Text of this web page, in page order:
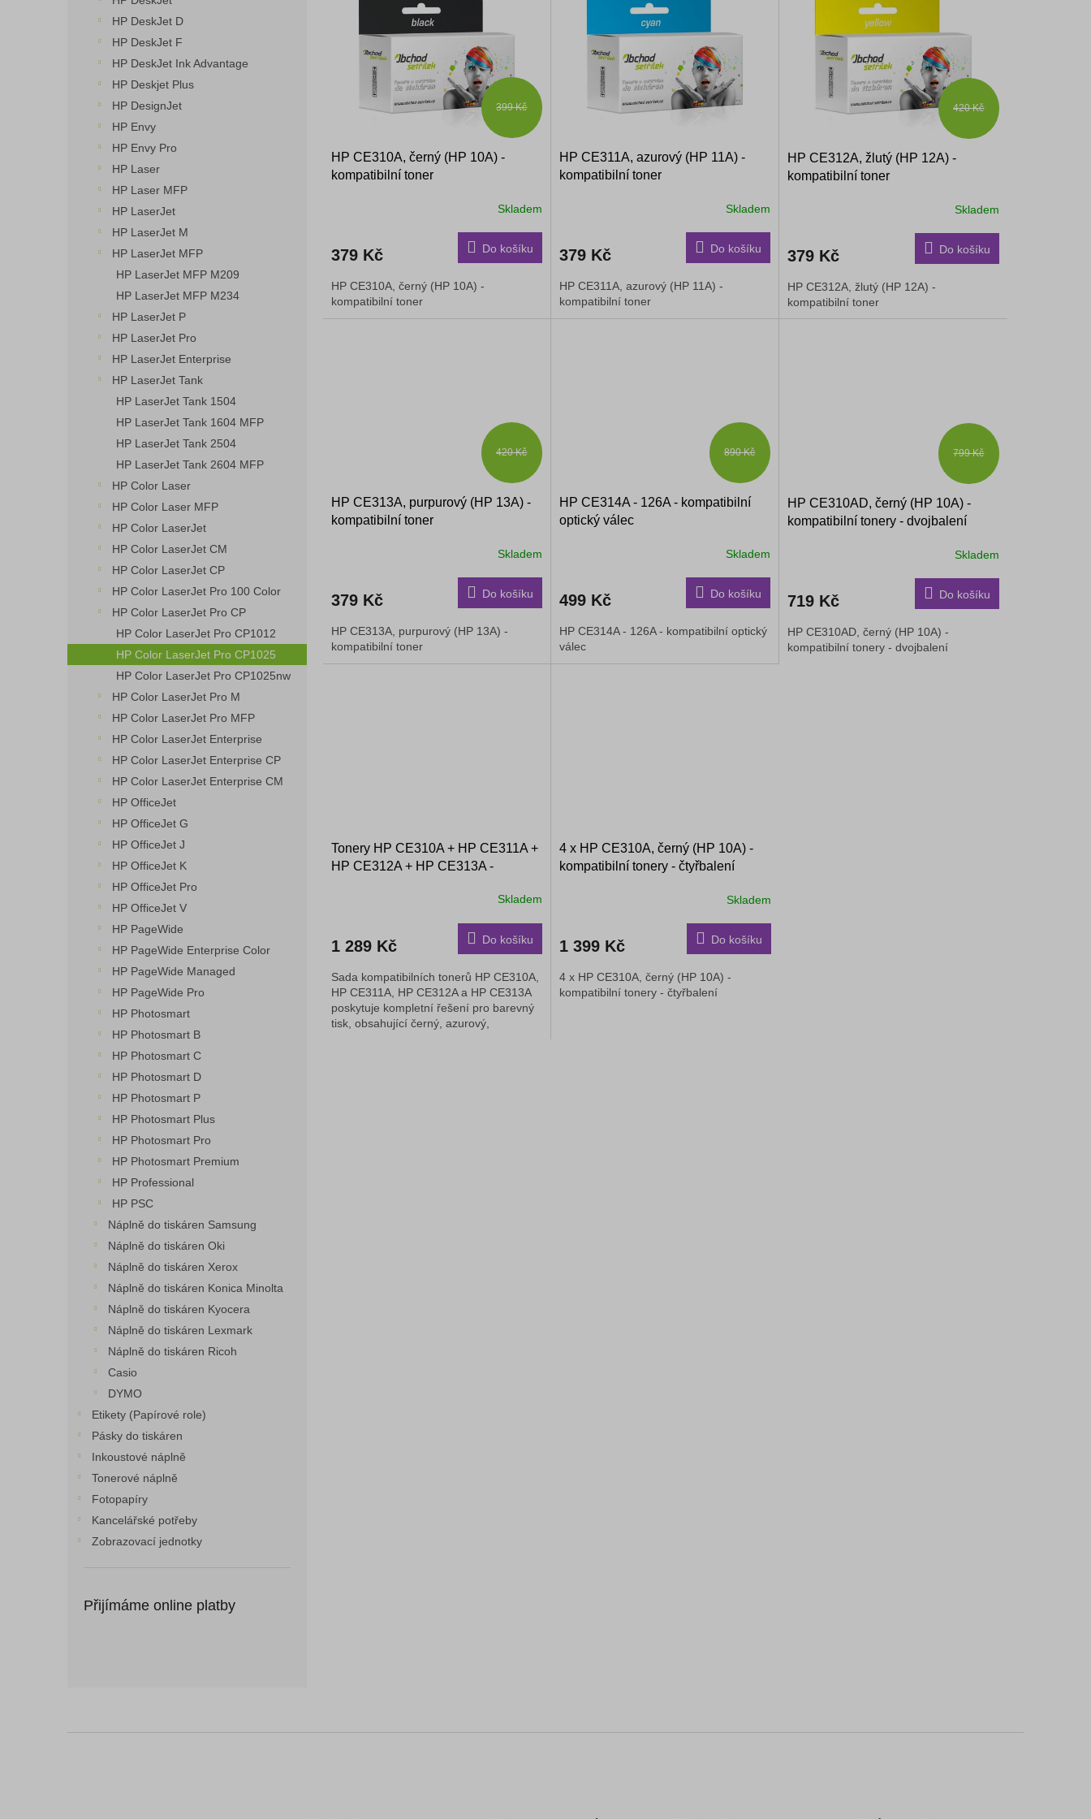
HP DeskJet D
HP DeskJet F
HP DeskJet Ink Advantage
HP Deskjet Plus
HP DesignJet
HP Envy
HP Envy Pro
HP Laser
HP Laser MFP
HP LaserJet
HP LaserJet M
HP LaserJet MFP
HP LaserJet MFP M209
HP LaserJet MFP M234
HP LaserJet P
HP LaserJet Pro
HP LaserJet Enterprise
HP LaserJet Tank
HP LaserJet Tank 1504
HP LaserJet Tank 1604 MFP
HP LaserJet Tank 2504
HP LaserJet Tank 2604 MFP
HP Color Laser
HP Color Laser MFP
HP Color LaserJet
HP Color LaserJet CM
HP Color LaserJet CP
HP Color LaserJet Pro 100 Color
HP Color LaserJet Pro CP
HP Color LaserJet Pro CP1012
HP Color LaserJet Pro CP1025
HP Color LaserJet Pro CP1025nw
HP Color LaserJet Pro M
HP Color LaserJet Pro MFP
HP Color LaserJet Enterprise
HP Color LaserJet Enterprise CP
HP Color LaserJet Enterprise CM
HP OfficeJet
HP OfficeJet G
HP OfficeJet J
HP OfficeJet K
HP OfficeJet Pro
HP OfficeJet V
HP PageWide
HP PageWide Enterprise Color
HP PageWide Managed
HP PageWide Pro
HP Photosmart
HP Photosmart B
HP Photosmart C
HP Photosmart D
HP Photosmart P
HP Photosmart Plus
HP Photosmart Pro
HP Photosmart Premium
HP Professional
HP PSC
Náplně do tiskáren Samsung
Náplně do tiskáren Oki
Náplně do tiskáren Xerox
Náplně do tiskáren Konica Minolta
Náplně do tiskáren Kyocera
Náplně do tiskáren Lexmark
Náplně do tiskáren Ricoh
Casio
DYMO
Etikety (Papírové role)
Pásky do tiskáren
Inkoustové náplně
Tonerové náplně
Fotopapíry
Kancelářské potřeby
Zobrazovací jednotky
Přijímáme online platby
399 Kč
HP CE310A, černý (HP 10A) -
kompatibilní toner
Skladem
379 Kč Do košíku
HP CE310A, černý (HP 10A) -
kompatibilní toner
HP CE311A, azurový (HP 11A) -
kompatibilní toner
Skladem
379 Kč Do košíku
HP CE311A, azurový (HP 11A) -
kompatibilní toner
420 Kč
HP CE312A, žlutý (HP 12A) -
kompatibilní toner
Skladem
379 Kč Do košíku
HP CE312A, žlutý (HP 12A) -
kompatibilní toner
420 Kč
HP CE313A, purpurový (HP 13A) -
kompatibilní toner
Skladem
379 Kč Do košíku
HP CE313A, purpurový (HP 13A) -
kompatibilní toner
890 Kč
HP CE314A - 126A - kompatibilní
optický válec
Skladem
499 Kč Do košíku
HP CE314A - 126A - kompatibilní optický
válec
799 Kč
HP CE310AD, černý (HP 10A) -
kompatibilní tonery - dvojbalení
Skladem
719 Kč Do košíku
HP CE310AD, černý (HP 10A) -
kompatibilní tonery - dvojbalení
Tonery HP CE310A + HP CE311A +
HP CE312A + HP CE313A -
Skladem
1 289 Kč Do košíku
Sada kompatibilních tonerů HP CE310A,
HP CE311A, HP CE312A a HP CE313A
poskytuje kompletní řešení pro barevný
tisk, obsahující černý, azurový,
4 x HP CE310A, černý (HP 10A) -
kompatibilní tonery - čtyřbalení
Skladem
1 399 Kč Do košíku
4 x HP CE310A, černý (HP 10A) -
kompatibilní tonery - čtyřbalení